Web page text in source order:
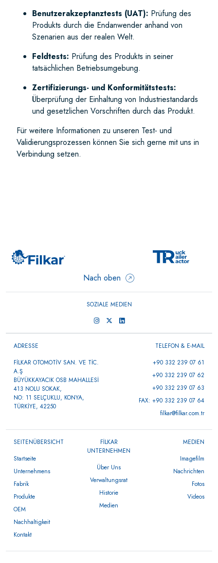
Benutzerakzeptanztests (UAT): Prüfung des
Produkts durch die Endanwender anhand von
Szenarien aus der realen Welt.
Feldtests: Prüfung des Produkts in seiner
tatsächlichen Betriebsumgebung.
Zertifizierungs- und Konformitätstests:
Überprüfung der Einhaltung von Industriestandards
und gesetzlichen Vorschriften durch das Produkt.
Für weitere Informationen zu unseren Test- und
Validierungsprozessen können Sie sich gerne mit uns in
Verbindung setzen.
Nach oben
SOZIALE MEDIEN
ADRESSE
FİLKAR OTOMOTİV SAN. VE TİC.
A.Ş
BÜYÜKKAYACIK OSB MAHALLESİ
413 NOLU SOKAK,
NO: 11 SELÇUKLU, KONYA,
TÜRKİYE, 42250
TELEFON & E-MAIL
+90 332 239 07 61
+90 332 239 07 62
+90 332 239 07 63
FAX: +90 332 239 07 64
filkar@filkar.com.tr
SEITENÜBERSICHT
Startseite
Unternehmens
Fabrik
Produkte
OEM
Nachhaltigkeit
Kontakt
FİLKAR
UNTERNEHMEN
Über Uns
Verwaltungsrat
Historie
Medien
MEDIEN
Imagefilm
Nachrichten
Fotos
Videos